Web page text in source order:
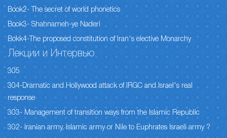
Book2- The secret of world phonetics
Book3- Shahnameh-ye Naderi
Bokk4-The proposed constitution of Iran's elective Monarchy
Лекции и Интервью
305
304-Dramatic and Hollywood attack of IRGC and Israel's real
response
303- Management of transition ways from the Islamic Republic
302- Iranian army, Islamic army or Nile to Euphrates Israeli army ?